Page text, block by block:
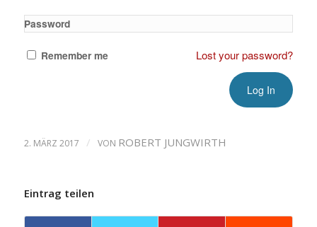
Password
Remember me Lost your password?
2. MÄRZ 2017 / VON ROBERT JUNGWIRTH
Eintrag teilen